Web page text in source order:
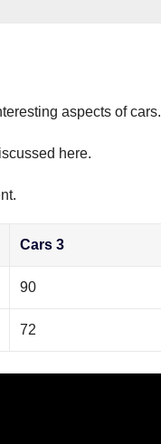
aspects of cars.
here.
Cars 3
90
72